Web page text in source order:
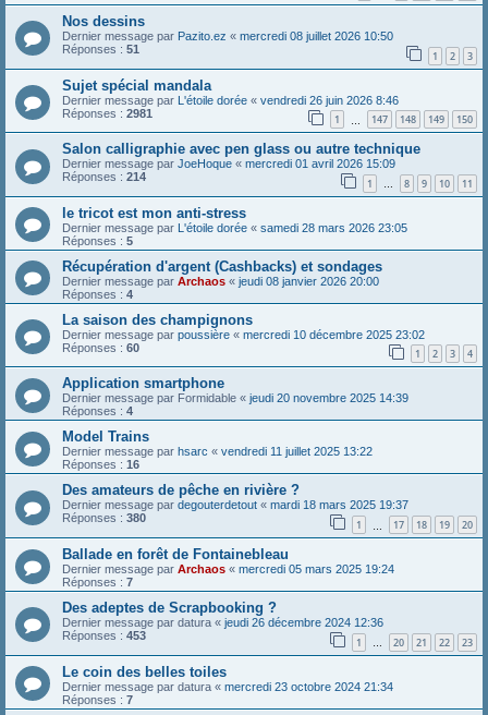
Nos dessins
Dernier message par Pazito.ez « mercredi 08 juillet 2026 10:50
Réponses : 51 1 2 3
Sujet spécial mandala
Dernier message par L'étoile dorée « vendredi 26 juin 2026 8:46
Réponses : 2981 1 147 148 149 150
Salon calligraphie avec pen glass ou autre technique
Dernier message par JoeHoque « mercredi 01 avril 2026 15:09
Réponses : 214 1 … 8 9 10 11
le tricot est mon anti-stress
Dernier message par L'étoile dorée « samedi 28 mars 2026 23:05
Réponses : 5
Récupération d'argent (Cashbacks) et sondages
Dernier message par Archaos « jeudi 08 janvier 2026 20:00
Réponses : 4
La saison des champignons
Dernier message par poussière « mercredi 10 décembre 2025 23:02
Réponses : 60 1 2 3 4
Application smartphone
Dernier message par Formidable « jeudi 20 novembre 2025 14:39
Réponses : 4
Model Trains
Dernier message par hsarc « vendredi 11 juillet 2025 13:22
Réponses : 16
Des amateurs de pêche en rivière ?
Dernier message par degouterdetout « mardi 18 mars 2025 19:37
Réponses : 380 1 17 18 19 20
Ballade en forêt de Fontainebleau
Dernier message par Archaos « mercredi 05 mars 2025 19:24
Réponses : 7
Des adeptes de Scrapbooking ?
Dernier message par datura « jeudi 26 décembre 2024 12:36
Réponses : 453 1 … 20 21 22 23
Le coin des belles toiles
Dernier message par datura « mercredi 23 octobre 2024 21:34
Réponses : 7